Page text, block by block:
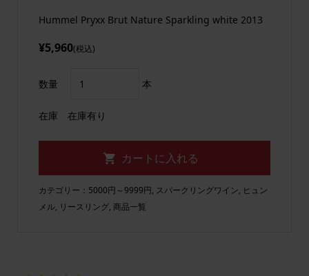
Hummel Pryxx Brut Nature Sparkling white 2013
¥5,960(税込)
数量 本
在庫 在庫有り
カテゴリー： 5000円～9999円, スパークリングワイン, ヒュン
メル, リースリング, 商品一覧